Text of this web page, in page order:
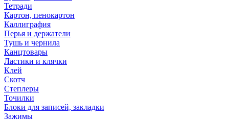
Тетради
Картон, пенокартон
Каллиграфия
Перья и держатели
Тушь и чернила
Канцтовары
Ластики и клячки
Клей
Скотч
Степлеры
Точилки
Блоки для записей, закладки
Зажимы